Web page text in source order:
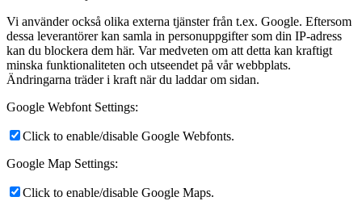
Vi använder också olika externa tjänster från t.ex. Google. Eftersom
dessa leverantörer kan samla in personuppgifter som din IP-adress
kan du blockera dem här. Var medveten om att detta kan kraftigt
minska funktionaliteten och utseendet på vår webbplats.
Ändringarna träder i kraft när du laddar om sidan.
Google Webfont Settings:
Click to enable/disable Google Webfonts.
Google Map Settings:
Click to enable/disable Google Maps.